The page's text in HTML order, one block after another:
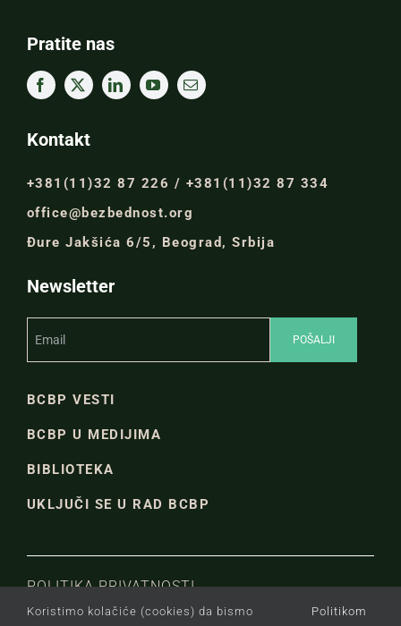
Pratite nas
Kontakt
+381(11)32 87 226 / +381(11)32 87 334
office@bezbednost.org
Đure Jakšića 6/5, Beograd, Srbija
Newsletter
BCBP VESTI
BCBP U MEDIJIMA
BIBLIOTEKA
UKLJUČI SE U RAD BCBP
POLITIKA PRIVATNOSTI
Koristimo kolačiće (cookies) da bismo Politikom